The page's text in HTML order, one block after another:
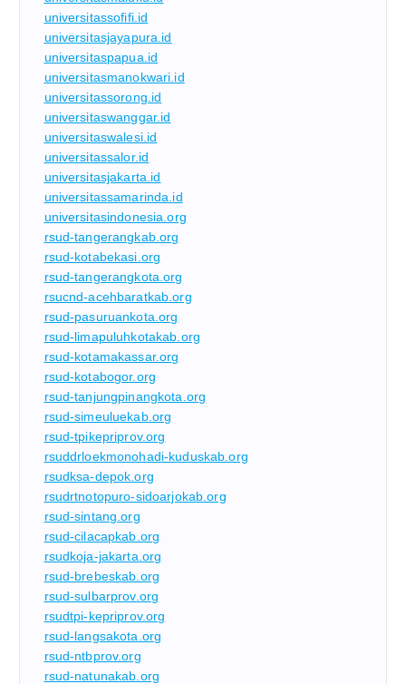
universitassofifi.id
universitasjayapura.id
universitaspapua.id
universitasmanokwari.id
universitassorong.id
universitaswanggar.id
universitaswalesi.id
universitassalor.id
universitasjakarta.id
universitassamarinda.id
universitasindonesia.org
rsud-tangerangkab.org
rsud-kotabekasi.org
rsud-tangerangkota.org
rsucnd-acehbaratkab.org
rsud-pasuruankota.org
rsud-limapuluhkotakab.org
rsud-kotamakassar.org
rsud-kotabogor.org
rsud-tanjungpinangkota.org
rsud-simeuluekab.org
rsud-tpikepriprov.org
rsuddrloekmonohadi-kuduskab.org
rsudksa-depok.org
rsudrtnotopuro-sidoarjokab.org
rsud-sintang.org
rsud-cilacapkab.org
rsudkoja-jakarta.org
rsud-brebeskab.org
rsud-sulbarprov.org
rsudtpi-kepriprov.org
rsud-langsakota.org
rsud-ntbprov.org
rsud-natunakab.org